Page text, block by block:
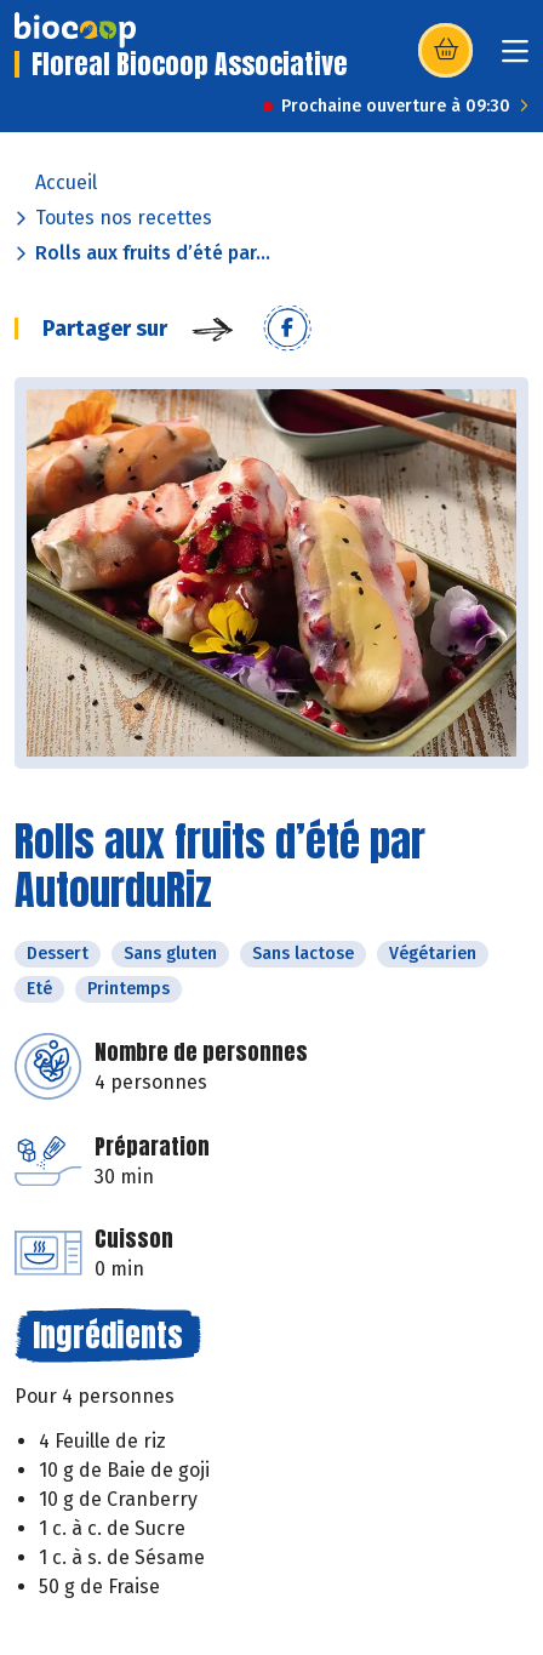
Floreal Biocoop Associative (s’ouvre dans
Prochaine ouverture à 09:30
Accueil
Toutes nos recettes
Rolls aux fruits d’été par...
Partager sur
Rolls aux fruits d’été par
AutourduRiz
Dessert Sans gluten Sans lactose
Végétarien
Eté
Printemps
Nombre de personnes
4 personnes
Préparation
30 min
Cuisson
0 min
Ingrédients
Pour 4 personnes
4 Feuille de riz
10 g de Baie de goji
10 g de Cranberry
1 c. à c. de Sucre
1 c. à s. de Sésame
50 g de Fraise